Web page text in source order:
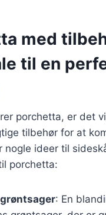
med
til en
porchetta, er det
tilbehør for at
nogle ideer til
porchetta:
: En